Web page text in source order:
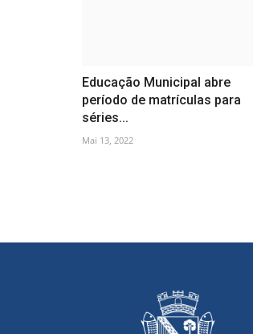
Educação Municipal abre
período de matrículas para
séries...
Mai 13, 2022